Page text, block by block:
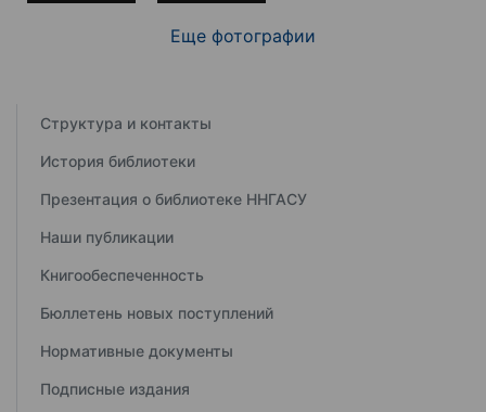
Еще фотографии
Структура и контакты
История библиотеки
Презентация о библиотеке ННГАСУ
Наши публикации
Книгообеспеченность
Бюллетень новых поступлений
Нормативные документы
Подписные издания